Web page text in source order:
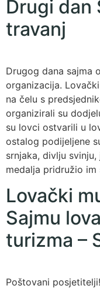
Drugi dan
travanj
Drugog dana sajma
organizacija.
na čelu s
organizirali su
su lovci ostvarili u
ostalog podijeljene
srnjaka, divlju
medalja pridružio
Lovački
Sajmu
turizma –
Poštovani